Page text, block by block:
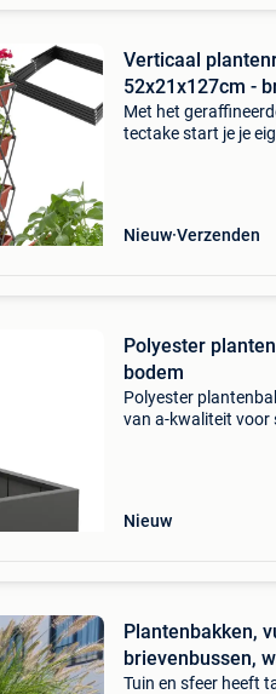
Verticaal
52x21x127cm -
Met het
tectake start je je
Nieuw Verzenden
Polyester
bodem
Polyester
van a-kwaliteit voor
Nieuw
Plantenbakken,
brievenbussen,
Tuin en sfeer heeft